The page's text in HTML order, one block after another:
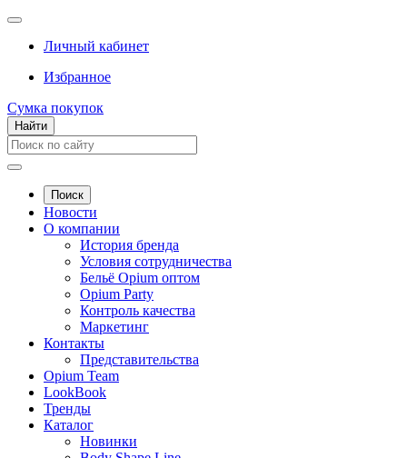
Личный кабинет
Избранное
Сумка покупок
Найти
Поиск
Новости
О компании
История бренда
Условия сотрудничества
Бельё Opium оптом
Opium Party
Контроль качества
Маркетинг
Контакты
Представительства
Opium Team
LookBook
Тренды
Каталог
Новинки